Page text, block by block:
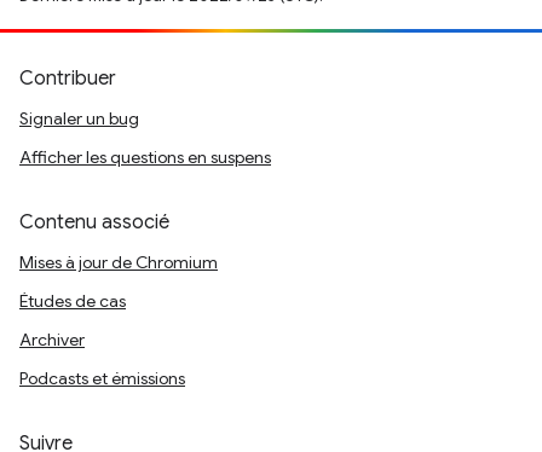
Contribuer
Signaler un bug
Afficher les questions en suspens
Contenu associé
Mises à jour de Chromium
Études de cas
Archiver
Podcasts et émissions
Suivre